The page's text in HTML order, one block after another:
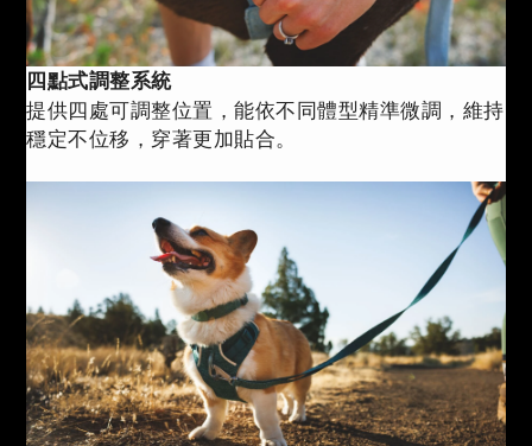
四點式調整系統
提供四處可調整位置，能依不同體型精準微調，維持
穩定不位移，穿著更加貼合。